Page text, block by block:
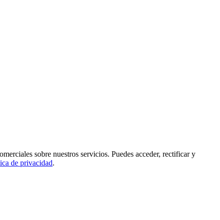
sobre nuestros servicios. Puedes acceder, rectificar y
de privacidad.